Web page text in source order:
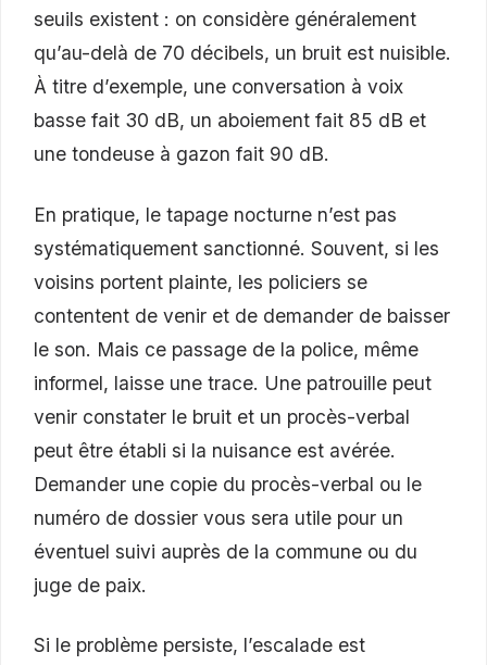
seuils existent : on considère généralement
qu’au-delà de 70 décibels, un bruit est nuisible.
À titre d’exemple, une conversation à voix
basse fait 30 dB, un aboiement fait 85 dB et
une tondeuse à gazon fait 90 dB.
En pratique, le tapage nocturne n’est pas
systématiquement sanctionné. Souvent, si les
voisins portent plainte, les policiers se
contentent de venir et de demander de baisser
le son. Mais ce passage de la police, même
informel, laisse une trace. Une patrouille peut
venir constater le bruit et un procès-verbal
peut être établi si la nuisance est avérée.
Demander une copie du procès-verbal ou le
numéro de dossier vous sera utile pour un
éventuel suivi auprès de la commune ou du
juge de paix.
Si le problème persiste, l’escalade est